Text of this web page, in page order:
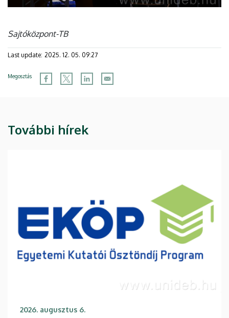
Sajtóközpont-TB
Last update: 2025. 12. 05. 09:27
Megosztás
További hírek
2026. augusztus 6.